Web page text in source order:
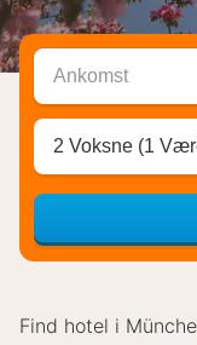
Ankomst
2 Voksne (1
Find hotel i